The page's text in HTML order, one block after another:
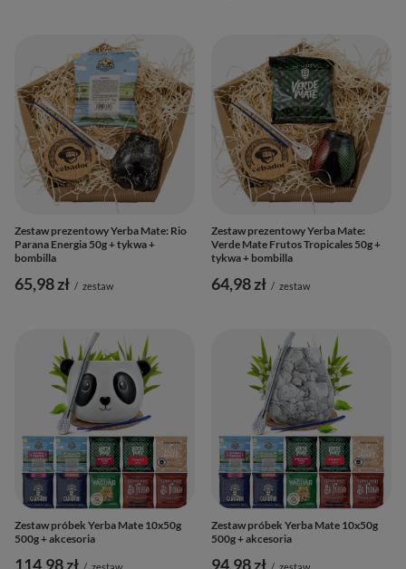
Zestaw prezentowy Yerba Mate: Rio
Parana Energia 50g + tykwa +
bombilla
65,98 zł / zestaw
Zestaw prezentowy Yerba Mate:
Verde Mate Frutos Tropicales 50g +
tykwa + bombilla
64,98 zł / zestaw
Zestaw próbek Yerba Mate 10x50g
500g + akcesoria
114,98 zł
Zestaw próbek Yerba Mate 10x50g
500g + akcesoria
94,98 zł